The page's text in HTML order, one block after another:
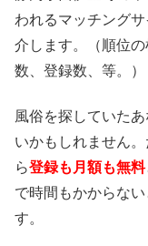
われるマッチング
介します。（順位
数、登録数、等。）
風俗を探していた
いかもしれません
ら登録も月額も無料
で時間もかからな
す。